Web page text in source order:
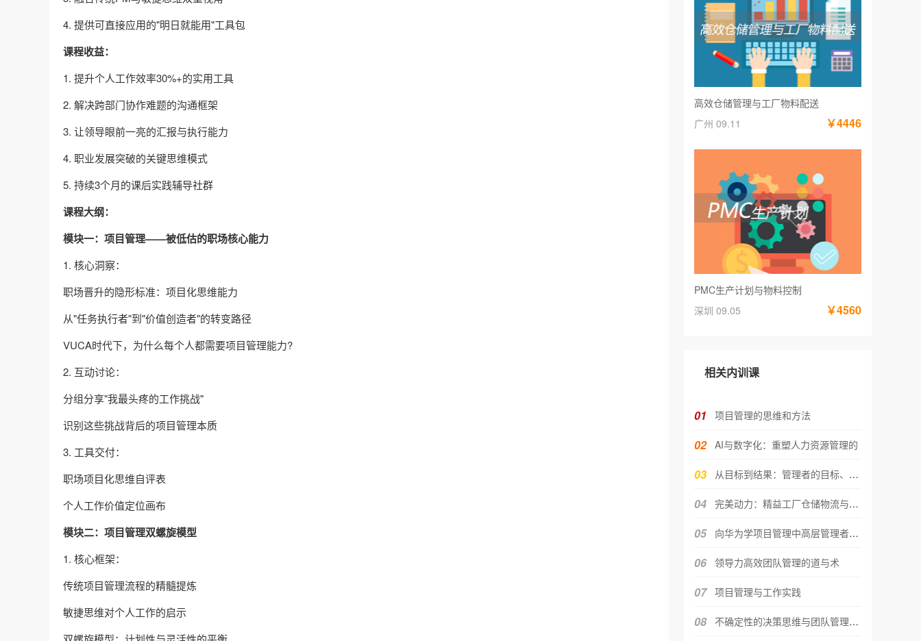
4. 提供可直接应用的"明日就能用"工具包
课程收益：
1. 提升个人工作效率30%+的实用工具
2. 解决跨部门协作难题的沟通框架
3. 让领导眼前一亮的汇报与执行能力
4. 职业发展突破的关键思维模式
5. 持续3个月的课后实践辅导社群
课程大纲：
模块一：项目管理——被低估的职场核心能力
1. 核心洞察：​​
职场晋升的隐形标准：项目化思维能力
从"任务执行者"到"价值创造者"的转变路径
VUCA时代下，为什么每个人都需要项目管理能力?
2. 互动讨论：​​
分组分享"我最头疼的工作挑战"
识别这些挑战背后的项目管理本质
3. 工具交付：
职场项目化思维自评表
个人工作价值定位画布
模块二：项目管理双螺旋模型
1. 核心框架：
传统项目管理流程的精髓提炼
敏捷思维对个人工作的启示
高效仓储管理与工厂物料配送
广州 09.11
￥4446
PMC生产计划与物料控制
深圳 09.05
￥4560
相关内训课
01 项目管理的思维和方法
02 AI与数字化：重塑人力资源管理的
03 从目标到结果：管理者的目标、计划
04 完美动力：精益工厂仓储物流与高效
05 向华为学项目管理中高层管理者必会
06 领导力高效团队管理的道与术
07 项目管理与工作实践
08 不确定性的决策思维与团队管理能力